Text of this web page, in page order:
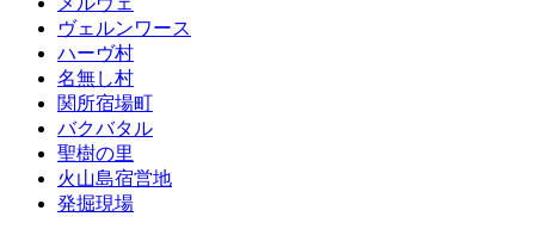
ヴェルンワース
ハーヴ村
名無し村
関所宿場町
バクバタル
聖樹の里
火山島宿営地
発掘現場